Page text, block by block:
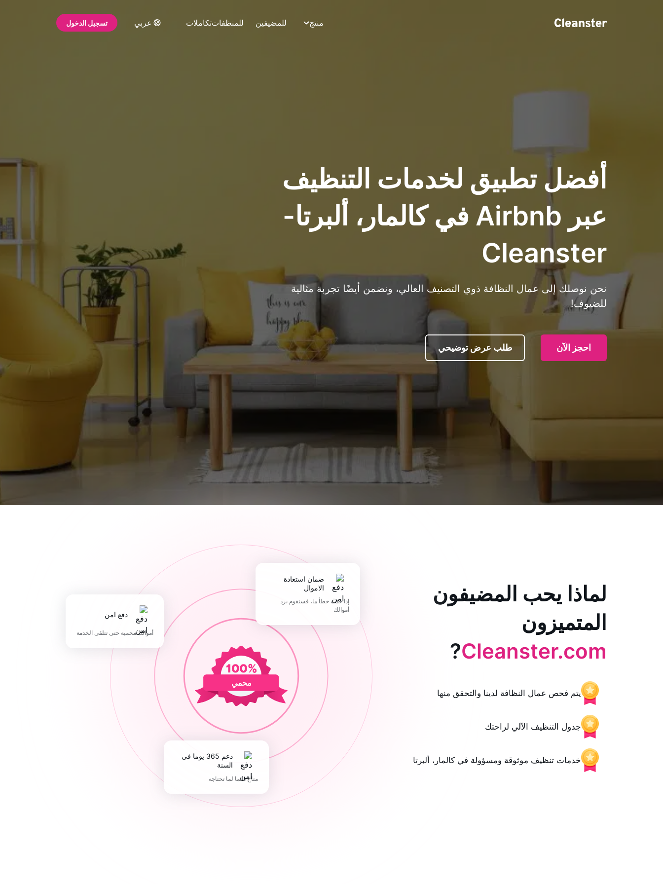
منتج للمضيفين للمنظفاتتكاملات عربي تسجيل الدخول
أفضل تطبيق لخدمات التنظيف
عبر Airbnb في كالمار، ألبرتا-
Cleanster
نحن نوصلك إلى عمال النظافة ذوي التصنيف العالي، ونضمن أيضًا تجربة مثالية
للضيوف!
احجز الآن طلب عرض توضيحي
لماذا يحب المضيفون
المتميزون
Cleanster.com
?
يتم فحص عمال النظافة لدينا والتحقق منها
جدول التنظيف الآلي لراحتك
خدمات تنظيف موثوقة ومسؤولة في كالمار، ألبرتا
محمي
دفع امن
أموالك محمية حتى تتلقى الخدمة
ضمان استعادة
الاموال
إذا حدث خطأ ما، فسنقوم برد
أموالك
دعم 365 يوما في
السنة
متاح دائما لما تحتاجه